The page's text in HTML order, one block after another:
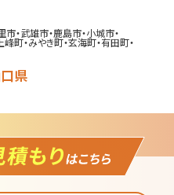
市・武雄市・鹿島市・小城市・
峰町・みやき町・玄海町・有田町・
県